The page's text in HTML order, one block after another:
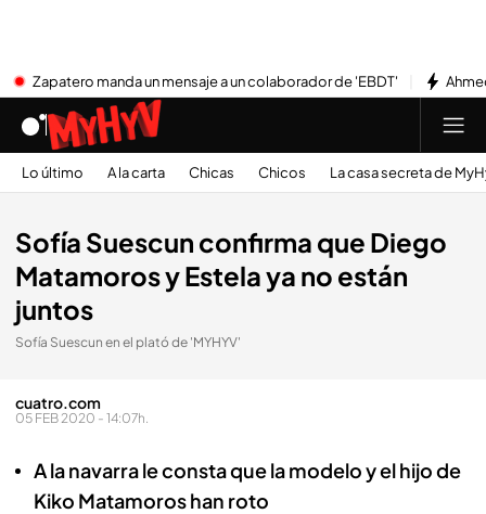
Zapatero manda un mensaje a un colaborador de 'EBDT'
Lo último A la carta Chicas Chicos La casa secreta de
Sofía Suescun confirma que Diego
Matamoros y Estela ya no están
juntos
Sofía Suescun en el plató de 'MYHYV'
cuatro.com
05 FEB 2020 - 14:07h.
A la navarra le consta que la modelo y el hijo de
Kiko Matamoros han roto